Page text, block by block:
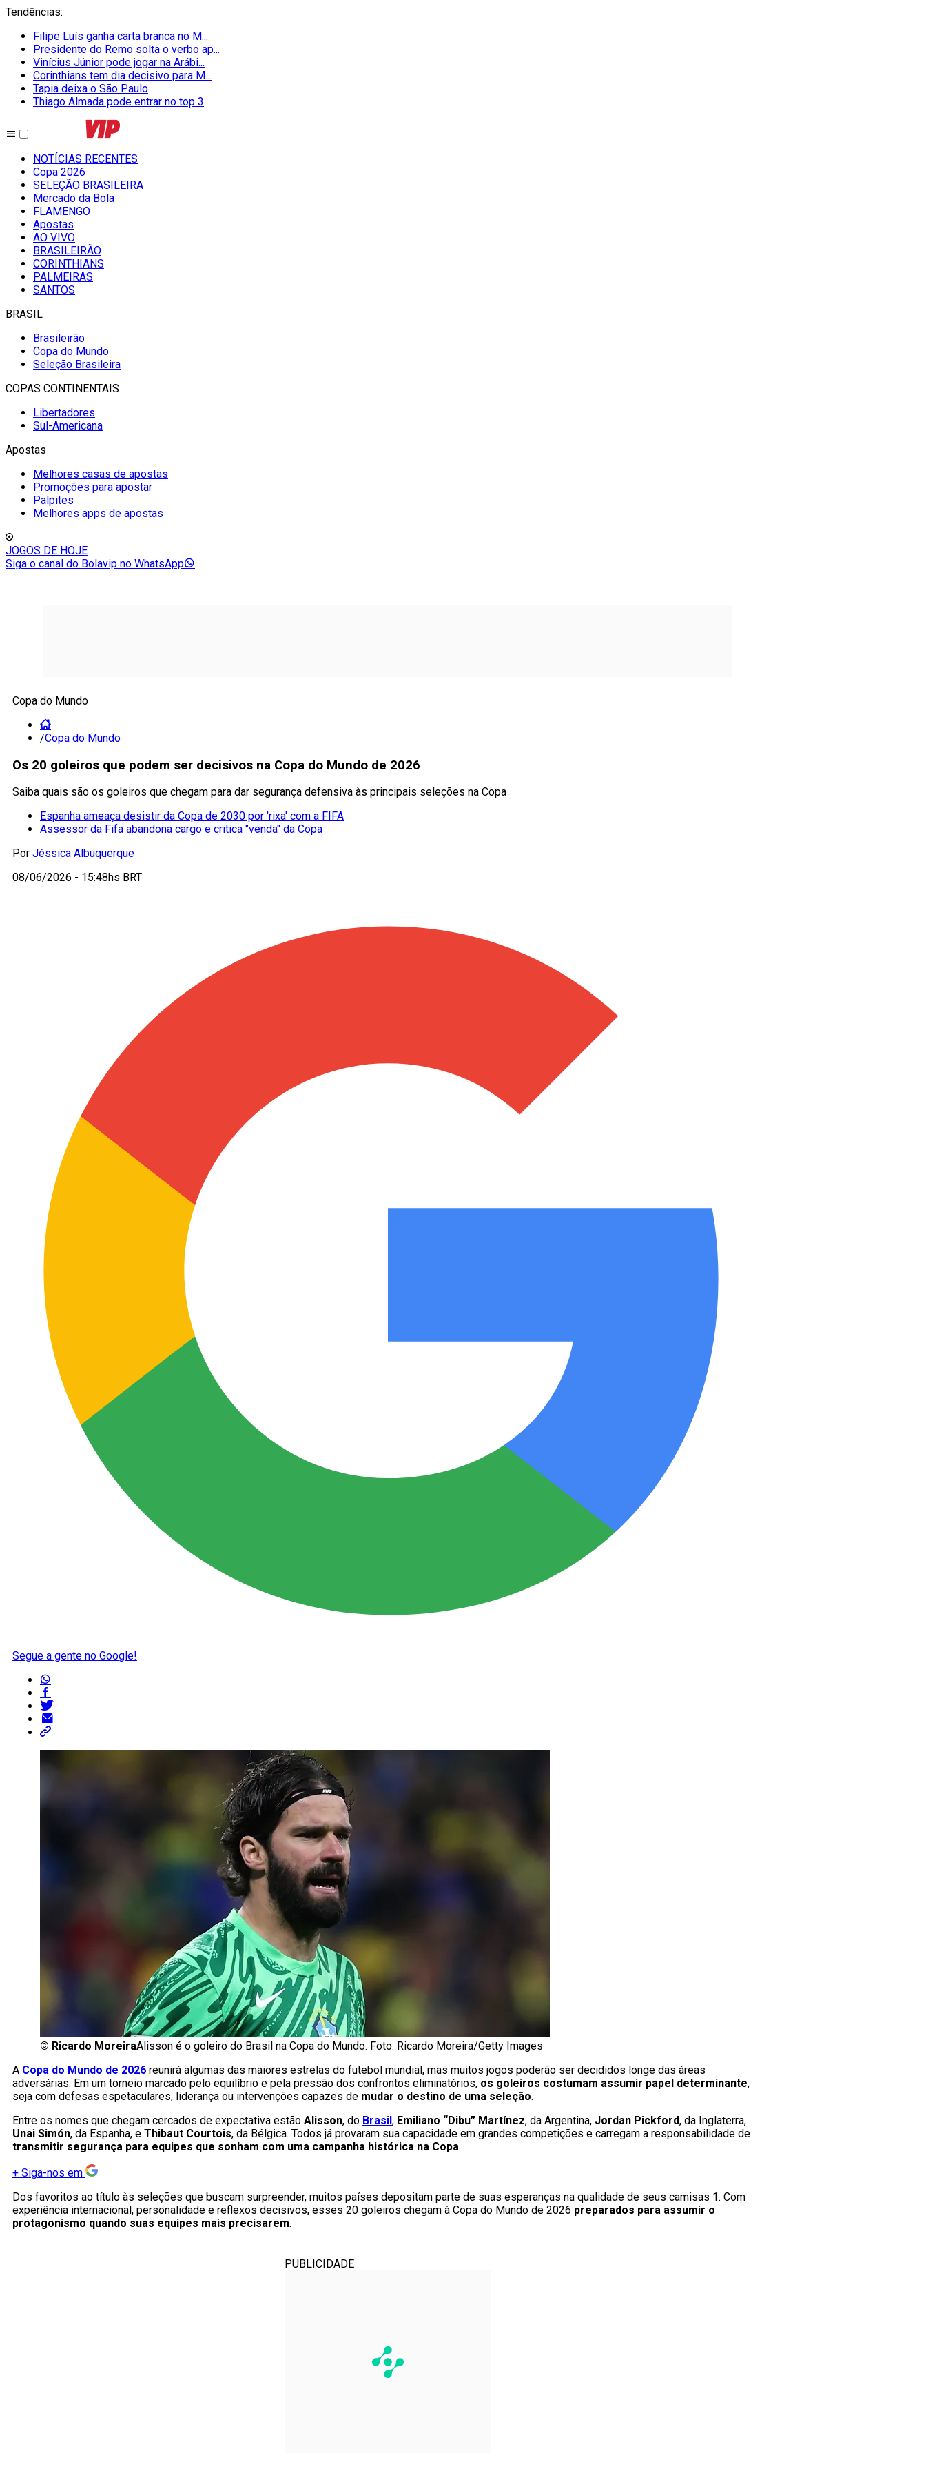
Tendências:
Filipe Luís ganha carta branca no M...
Presidente do Remo solta o verbo ap...
Vinícius Júnior pode jogar na Arábi...
Corinthians tem dia decisivo para M...
Tapia deixa o São Paulo
Thiago Almada pode entrar no top 3
NOTÍCIAS RECENTES
Copa 2026
SELEÇÃO BRASILEIRA
Mercado da Bola
FLAMENGO
Apostas
AO VIVO
BRASILEIRÃO
CORINTHIANS
PALMEIRAS
SANTOS
BRASIL
Brasileirão
Copa do Mundo
Seleção Brasileira
COPAS CONTINENTAIS
Libertadores
Sul-Americana
Apostas
Melhores casas de apostas
Promoções para apostar
Palpites
Melhores apps de apostas
JOGOS DE HOJE
Siga o canal do Bolavip no WhatsApp
Copa do Mundo
/Copa do Mundo
Os 20 goleiros que podem ser decisivos na Copa do Mundo de 2026
Saiba quais são os goleiros que chegam para dar segurança defensiva às principais seleções na Copa
Espanha ameaça desistir da Copa de 2030 por 'rixa' com a FIFA
Assessor da Fifa abandona cargo e critica "venda" da Copa
Por Jéssica Albuquerque
08/06/2026 - 15:48hs BRT
Segue a gente no Google!
© Ricardo MoreiraAlisson é o goleiro do Brasil na Copa do Mundo. Foto: Ricardo Moreira/Getty Images
A Copa do Mundo de 2026 reunirá algumas das maiores estrelas do futebol mundial, mas muitos jogos poderão ser decididos longe das áreas
adversárias. Em um torneio marcado pelo equilíbrio e pela pressão dos confrontos eliminatórios, os goleiros costumam assumir papel determinante,
seja com defesas espetaculares, liderança ou intervenções capazes de mudar o destino de uma seleção.
Entre os nomes que chegam cercados de expectativa estão Alisson, do Brasil , Emiliano “Dibu” Martínez, da Argentina, Jordan Pickford, da Inglaterra,
Unai Simón, da Espanha, e Thibaut Courtois, da Bélgica. Todos já provaram sua capacidade em grandes competições e carregam a responsabilidade de
transmitir segurança para equipes que sonham com uma campanha histórica na Copa.
+ Siga-nos em
Dos favoritos ao título às seleções que buscam surpreender, muitos países depositam parte de suas esperanças na qualidade de seus camisas 1. Com
experiência internacional, personalidade e reflexos decisivos, esses 20 goleiros chegam à Copa do Mundo de 2026 preparados para assumir o
protagonismo quando suas equipes mais precisarem.
PUBLICIDADE